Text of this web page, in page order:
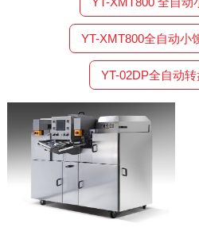
YT-XMT800全自动小
YT-02DP全自动